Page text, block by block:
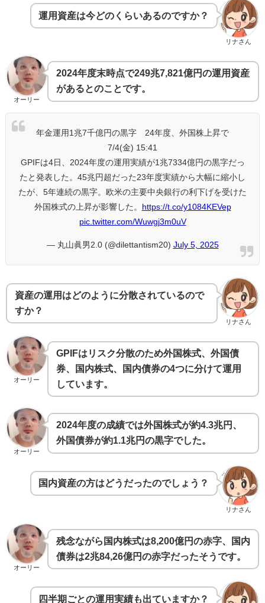
リナさん
運用資産は今どのくらいあるのですか？
オーリー
2024年度末時点で249兆7,821億円の運用資産
があるとのことです。
年金運用1兆7千億円の黒字 24年度、外国株上昇で
7/4(金) 15:41
GPIFは4日、2024年度の運用実績が1兆7334億円の黒字だっ
たと発表した。45兆円超だった23年度実績から大幅に縮小し
たが、5年連続の黒字。欧米の主要中央銀行の利下げを受けた
外国株式の上昇が影響した。
https://t.co/y1084KEVep
pic.twitter.com/Wuwgj3m0uV
— 丸山眞男2.0 (@dilettantism20) July 5, 2025
リナさん
資産の運用はどのように分散されているので
すか？
オーリー
GPIFはリスク分散のため外国株式、外国債
券、国内株式、国内債券の4つに分けて運用
しています。
オーリー
2024年度の成績では外国株式が約4.3兆円、
外国債券が約1.1兆円の黒字でした。
リナさん
国内資産の方はどうだったのでしょう？
オーリー
残念ながら国内株式は8,200億円の赤字、国内
債券は2兆84,26億円の赤字だったそうです。
四半期ごとの運用実績も出ていますか？